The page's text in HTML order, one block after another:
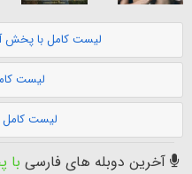
لیست کامل با پخش
لیست
لیست کامل
آخرین دوبله های فارسی با